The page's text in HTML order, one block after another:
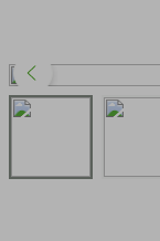
perfume